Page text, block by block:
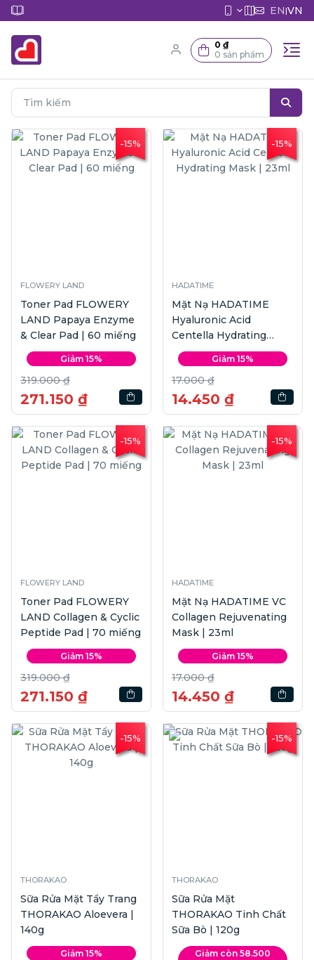
EN|VN
0 ₫
0 sản phẩm
-15%
FLOWERY LAND
Toner Pad FLOWERY
LAND Papaya Enzyme
& Clear Pad | 60 miếng
Giảm 15%
319.000 ₫
271.150 ₫
-15%
HADATIME
Mặt Nạ HADATIME
Hyaluronic Acid
Centella Hydrating
Mask | 23ml
Giảm 15%
17.000 ₫
14.450 ₫
-15%
FLOWERY LAND
Toner Pad FLOWERY
LAND Collagen & Cyclic
Peptide Pad | 70 miếng
Giảm 15%
319.000 ₫
271.150 ₫
-15%
HADATIME
Mặt Nạ HADATIME VC
Collagen Rejuvenating
Mask | 23ml
Giảm 15%
17.000 ₫
14.450 ₫
-15%
THORAKAO
Sữa Rửa Mặt Tẩy Trang
THORAKAO Aloevera |
140g
Giảm 15%
-15%
THORAKAO
Sữa Rửa Mặt
THORAKAO Tinh Chất
Sữa Bò | 120g
Giảm còn 58.500